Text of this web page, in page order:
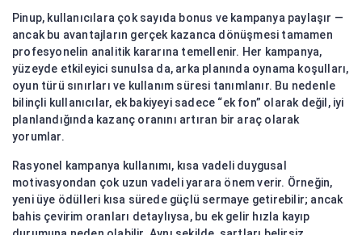
Pinup, kullanıcılara çok sayıda bonus ve kampanya paylaşır —
ancak bu avantajların gerçek kazanca dönüşmesi tamamen
profesyonelin analitik kararına temellenir. Her kampanya,
yüzeyde etkileyici sunulsa da, arka planında oynama koşulları,
oyun türü sınırları ve kullanım süresi tanımlanır. Bu nedenle
bilinçli kullanıcılar, ek bakiyeyi sadece “ek fon” olarak değil, iyi
planlandığında kazanç oranını artıran bir araç olarak
yorumlar.
Rasyonel kampanya kullanımı, kısa vadeli duygusal
motivasyondan çok uzun vadeli yarara önem verir. Örneğin,
yeni üye ödülleri kısa sürede güçlü sermaye getirebilir; ancak
bahis çevirim oranları detaylıysa, bu ek gelir hızla kayıp